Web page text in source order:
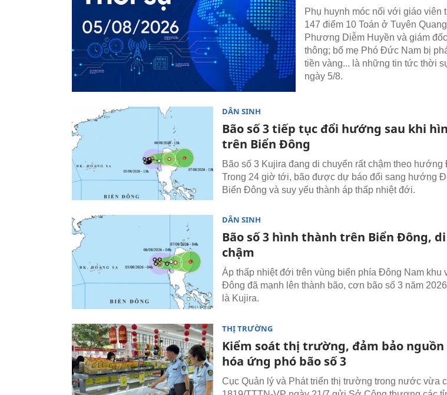
Phụ huynh móc nối với giáo viên
147 điểm 10 Toán ở Tuyên
Phương Diễm Huyền và giám
thông; bố mẹ Phó Đức Nam bị
tiền vàng... là những tin tức thời
ngày 5/8.
DÂN SINH
Bão số 3 tiếp tục đổi hướng sau khi
trên Biển Đông
Bão số 3 Kujira đang di chuyển rất chậm theo
Trong 24 giờ tới, bão được dự báo đổi sang hướng
Biển Đông và suy yếu thành áp thấp nhiệt đới.
DÂN SINH
Bão số 3 hình thành trên Biển Đông,
chậm
Áp thấp nhiệt đới trên vùng biển phía Đông Nam khu
Đông đã mạnh lên thành bão, cơn bão số 3 năm
là Kujira.
THỊ TRƯỜNG
Kiểm soát thị trường, đảm bảo nguồn
hóa ứng phó bão số 3
Cục Quản lý và Phát triển thị trường trong nước vừa